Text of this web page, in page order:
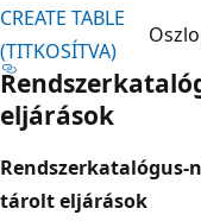
CREATE TABLE
(TITKOSÍTVA)
eljárások
Rendszerkatalógus-
tárolt eljárások